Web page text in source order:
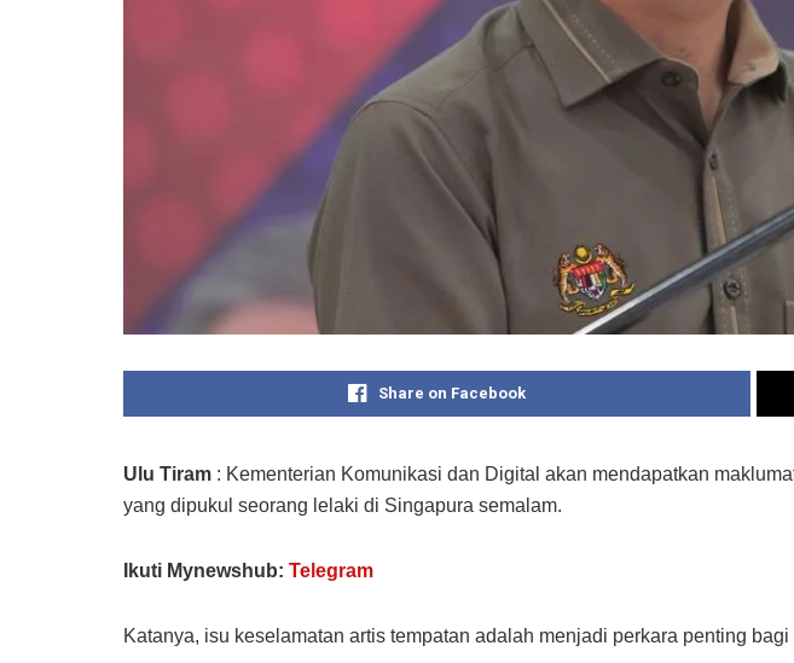
Share on Facebook
Ulu Tiram : Kementerian Komunikasi dan Digital akan mendapatkan
yang dipukul seorang lelaki di Singapura semalam.
Ikuti Mynewshub: Telegram
Katanya, isu keselamatan artis tempatan adalah menjadi perkara penting